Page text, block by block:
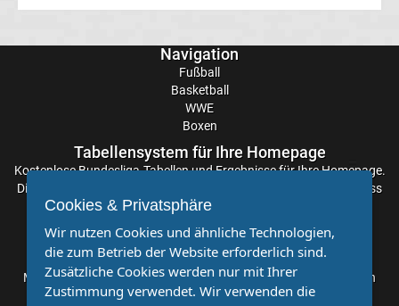
Cottbus
Transfergerüchte
FC
Augsburg
Navigation
Fußball
Basketball
WWE
Boxen
Tabellensystem für Ihre Homepage
KostenloseBundesliga-Tabellenund Ergebnisse für Ihre Homepage.
Die Aktualisierung der Ergebnisse erfolgt alle paar Minuten, sodass
Sie stets auf dem Laufenden sind. Einfache und schnelle
Partnervereine
Möchten Sie, dass auch Ihr Verein mehr Beachtung findet? Dann
sind Sie bei uns genau richtig. Wir suchen Ihren Verein für eine
Cookies & Privatsphäre
Wir nutzen Cookies und ähnliche Technologien,
die zum Betrieb der Website erforderlich sind.
Zusätzliche Cookies werden nur mit Ihrer
Zustimmung verwendet. Wir verwenden die